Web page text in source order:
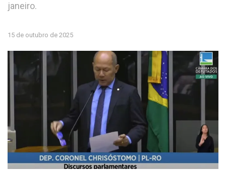
janeiro.
15 de outubro de 2025